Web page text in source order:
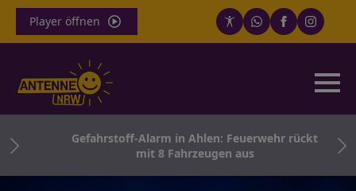
Player öffnen
Gefahrstoff-Alarm in Ahlen: Feuerwehr rückt
mit 8 Fahrzeugen aus